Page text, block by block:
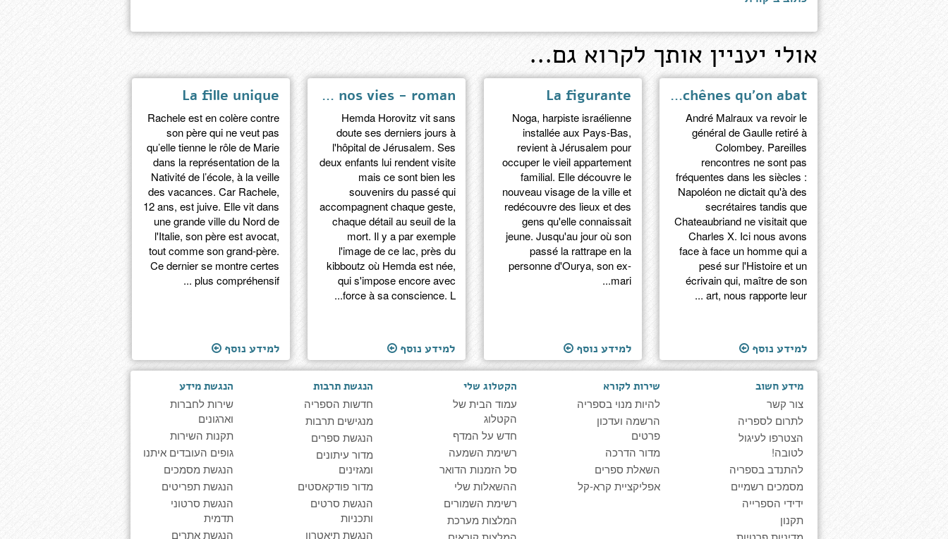
אולי יעניין אותך לקרוא גם...
Les chênes qu'on abat
André Malraux va revoir le
général de Gaulle retiré à
Colombey. Pareilles
rencontres ne sont pas
fréquentes dans les siècles :
Napoléon ne dictait qu'à des
secrétaires tandis que
Chateaubriand ne visitait que
Charles X. Ici nous avons
face à face un homme qui a
pesé sur l'Histoire et un
écrivain qui, maître de son
art, nous rapporte leur ...
למידע נוסף
La figurante
Noga, harpiste israélienne
installée aux Pays-Bas,
revient à Jérusalem pour
occuper le vieil appartement
familial. Elle découvre le
nouveau visage de la ville et
redécouvre des lieux et des
gens qu'elle connaissait
jeune. Jusqu'au jour où son
passé la rattrape en la
personne d'Ourya, son ex-
mari...
למידע נוסף
Ce qui reste de nos vies - roman
Hemda Horovitz vit sans
doute ses derniers jours à
l'hôpital de Jérusalem. Ses
deux enfants lui rendent visite
mais ce sont bien les
souvenirs du passé qui
accompagnent chaque geste,
chaque détail au seuil de la
mort. Il y a par exemple
l'image de ce lac, près du
kibboutz où Hemda est née,
qui s'impose encore avec
force à sa conscience. L...
למידע נוסף
La fille unique
Rachele est en colère contre
son père qui ne veut pas
qu’elle tienne le rôle de Marie
dans la représentation de la
Nativité de l’école, à la veille
des vacances. Car Rachele,
12 ans, est juive. Elle vit dans
une grande ville du Nord de
l'Italie, son père est avocat,
tout comme son grand-père.
Ce dernier se montre certes
plus compréhensif ...
למידע נוסף
מידע חשוב
צור קשר
לתרום לספריה
הצטרפו לעיגול
לטובה!
להתנדב בספריה
מסמכים רשמיים
ידידי הספרייה
תקנון
שירות לקורא
להיות מנוי בספריה
הרשמה ועדכון
פרטים
מדור הדרכה
השאלת ספרים
אפליקציית קרא-קל
הקטלוג שלי
עמוד הבית של
הקטלוג
חדש על המדף
רשימת השמעה
סל הזמנות הדואר
ההשאלות שלי
רשימת השמורים
המלצות מערכת
הנגשת תרבות
חדשות הספריה
מנגישים תרבות
הנגשת ספרים
מדור עיתונים
ומגזינים
מדור פודקאסטים
הנגשת סרטים
ותכניות
הנגשת תיאטרון
הנגשת מידע
שירות לחברות
וארגונים
תקנות השירות
גופים העובדים איתנו
הנגשת מסמכים
הנגשת תפריטים
הנגשת סרטוני
תדמית
הנגשת אתרים